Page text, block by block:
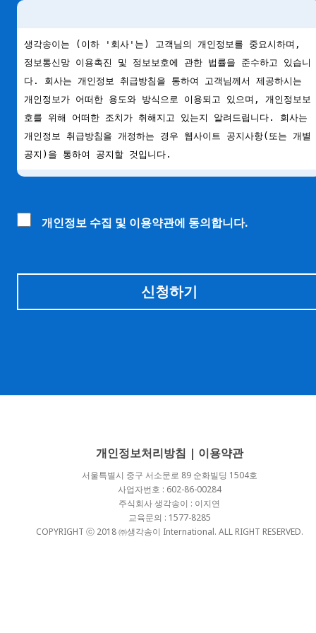
개인정보 수집 및 이용약관에 동의합니다.
신청하기
개인정보처리방침 | 이용약관
서울특별시 중구 서소문로 89 순화빌딩 1504호
사업자번호 : 602-86-00284
주식회사 생각송이 : 이지연
교육문의 : 1577-8285
COPYRIGHT ⓒ 2018 ㈜생각송이 International. ALL RIGHT RESERVED.